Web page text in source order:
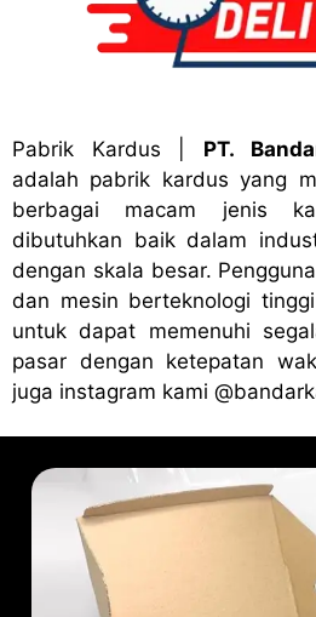
Pabrik Kardus
PT.
adalah pabrik kardus yang
berbagai macam jenis
dibutuhkan baik dalam
dengan skala besar.
dan mesin berteknologi
untuk dapat memenuhi
pasar dengan ketepatan
juga instagram kami @bandark